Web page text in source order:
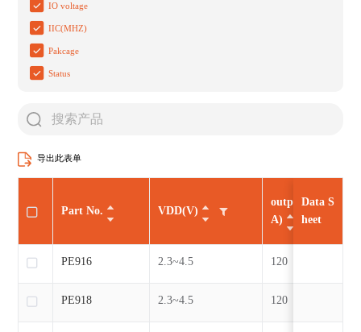
IO voltage
IIC(MHZ)
Pakcage
Status
导出此表单
VDD(V)
output current(m
A)
2.3~4.5 120
2.3~4.5 120
Part No.
PE916
PE918
Data S
heet